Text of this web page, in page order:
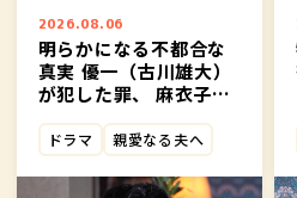
2026.08.06
明らかになる不都合な
真実―― 優一（古川雄大）
が犯した罪、 麻衣子
加藤（前田公輝）の関
係とは？ 第６話、今夜
１１：５９放送！
ドラマ 親愛なる夫へ